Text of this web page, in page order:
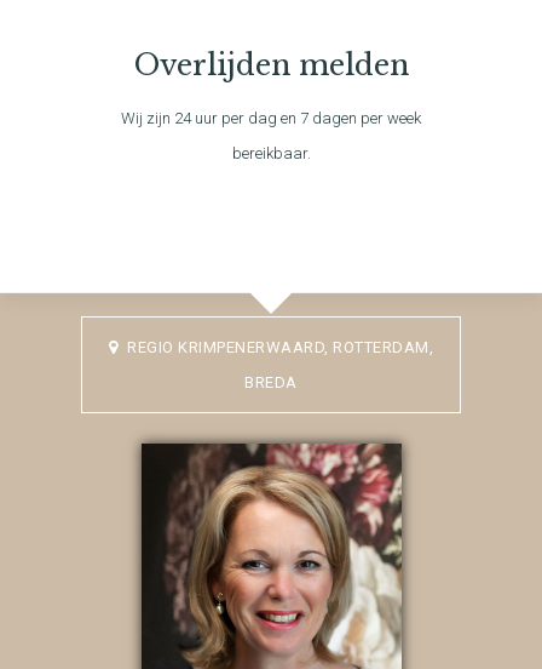
Overlijden melden
Wij zijn 24 uur per dag en 7 dagen per week
bereikbaar.
REGIO KRIMPENERWAARD, ROTTERDAM,
BREDA